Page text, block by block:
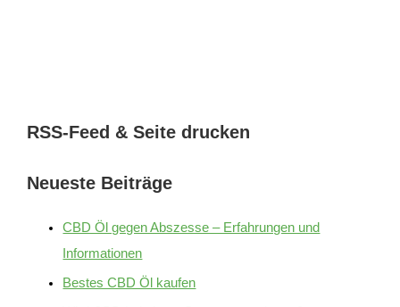
RSS-Feed & Seite drucken
Neueste Beiträge
CBD Öl gegen Abszesse – Erfahrungen und
Informationen
Bestes CBD Öl kaufen